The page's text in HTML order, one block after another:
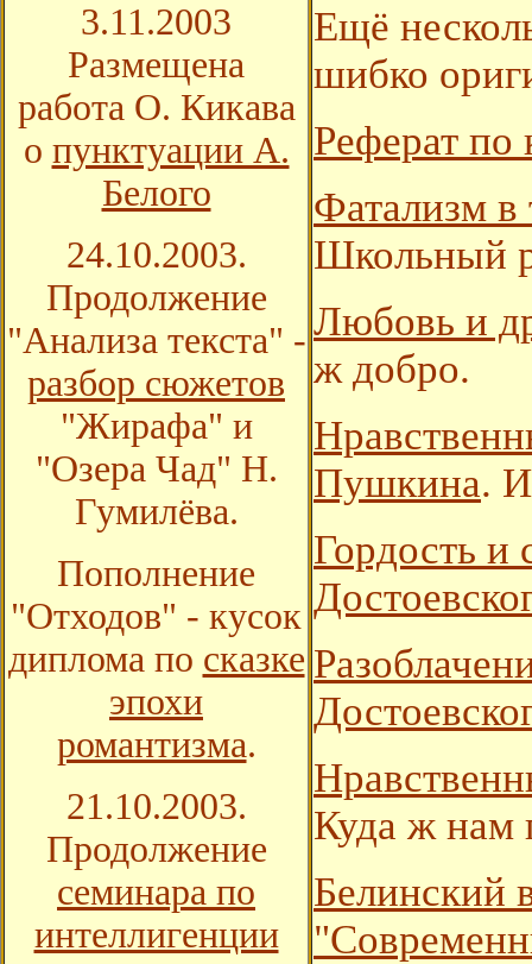
Ещё
шибко
Реферат по
Фатализм в
Школьный
Любовь и
ж добро.
Пушкина.
Гордость и
Куда ж нам
Белинский
3.11.2003
Размещена
работа О. Кикава
о пунктуации А.
Белого
24.10.2003.
Продолжение
"Анализа текста" -
разбор сюжетов
"Жирафа" и
"Озера Чад" Н.
Гумилёва.
Пополнение
"Отходов" - кусок
диплома по сказке
эпохи
романтизма.
21.10.2003.
Продолжение
семинара по
интеллигенции